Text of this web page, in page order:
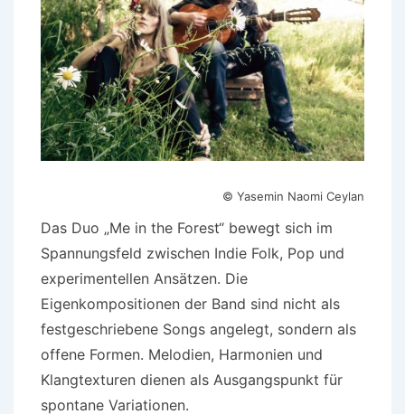
© Yasemin Naomi Ceylan
Das Duo „Me in the Forest“ bewegt sich im
Spannungsfeld zwischen Indie Folk, Pop und
experimentellen Ansätzen. Die
Eigenkompositionen der Band sind nicht als
festgeschriebene Songs angelegt, sondern als
offene Formen. Melodien, Harmonien und
Klangtexturen dienen als Ausgangspunkt für
spontane Variationen.